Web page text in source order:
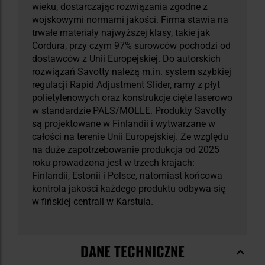
wieku, dostarczając rozwiązania zgodne z
wojskowymi normami jakości. Firma stawia na
trwałe materiały najwyższej klasy, takie jak
Cordura, przy czym 97% surowców pochodzi od
dostawców z Unii Europejskiej. Do autorskich
rozwiązań Savotty należą m.in. system szybkiej
regulacji Rapid Adjustment Slider, ramy z płyt
polietylenowych oraz konstrukcje cięte laserowo
w standardzie PALS/MOLLE. Produkty Savotty
są projektowane w Finlandii i wytwarzane w
całości na terenie Unii Europejskiej. Ze względu
na duże zapotrzebowanie produkcja od 2025
roku prowadzona jest w trzech krajach:
Finlandii, Estonii i Polsce, natomiast końcowa
kontrola jakości każdego produktu odbywa się
w fińskiej centrali w Karstula.
DANE TECHNICZNE